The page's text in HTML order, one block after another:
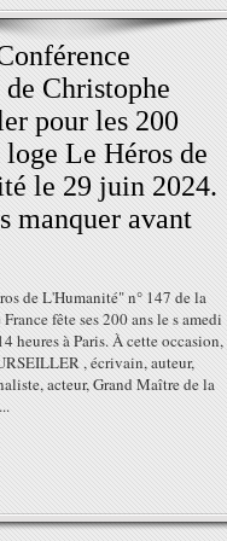
Christophe
pour les 200
loge Le Héros de
le 29 juin 2024.
manquer avant
de L'Humanité" n° 147 de la
fête ses 200 ans le s amedi
heures à Paris. À cette occasion,
, écrivain, auteur,
acteur, Grand Maître de la